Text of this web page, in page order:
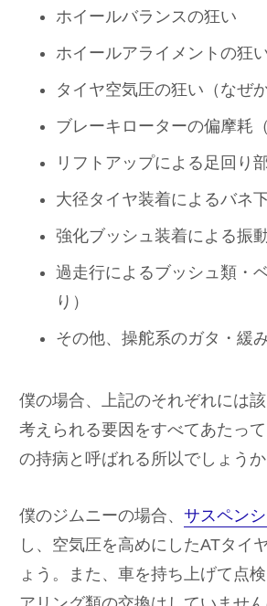
ホイールバランスの狂い
ホイールアライメントの狂
タイヤ空気圧の狂い（なぜ
ブレーキローターの偏摩耗
リフトアップによる足回り
大径タイヤ装着によるバネ
強化ブッシュ装着による振
過走行によるブッシュ類・
り）
その他、操舵系のガタ・緩
僕の場合、上記のそれぞれには
考えられる要因をすべてあたっ
の持病と呼ばれる所以でしょうか
僕のジムニーの場合、 サスペン
し、空気圧を高めにしたATタイ
ょう。また、車を持ち上げて点